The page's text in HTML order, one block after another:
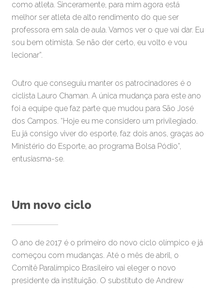
como atleta. Sinceramente, para mim agora está
melhor ser atleta de alto rendimento do que ser
professora em sala de aula. Vamos ver o que vai dar. Eu
sou bem otimista. Se não der certo, eu volto e vou
lecionar”.
Outro que conseguiu manter os patrocinadores é o
ciclista Lauro Chaman. A única mudança para este ano
foi a equipe que faz parte que mudou para São José
dos Campos. “Hoje eu me considero um privilegiado.
Eu já consigo viver do esporte, faz dois anos, graças ao
Ministério do Esporte, ao programa Bolsa Pódio”,
entusiasma-se.
Um novo ciclo
O ano de 2017 é o primeiro do novo ciclo olímpico e já
começou com mudanças. Até o mês de abril, o
Comitê Paralímpico Brasileiro vai eleger o novo
presidente da instituição. O substituto de Andrew